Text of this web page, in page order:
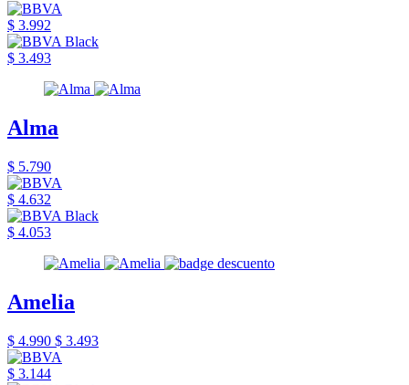
$ 3.992
$ 3.493
Alma
$ 5.790
$ 4.632
$ 4.053
Amelia
$ 4.990 $ 3.493
$ 3.144